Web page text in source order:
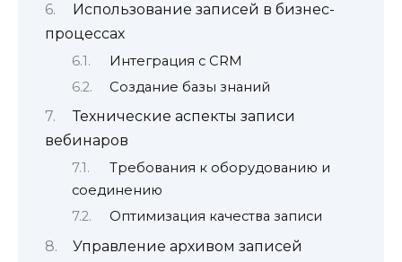
Использование записей в бизнес-
процессах
Интеграция с CRM
Создание базы знаний
Технические аспекты записи
вебинаров
Требования к оборудованию и
соединению
Оптимизация качества записи
Управление архивом записей